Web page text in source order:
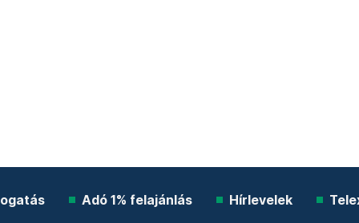
Adó 1% felajánlás Hírlevelek